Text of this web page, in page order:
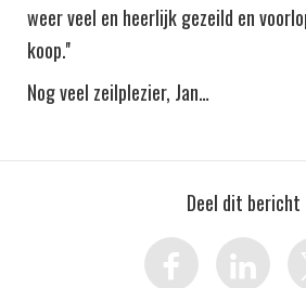
weer veel en heerlijk gezeild en
koop.''
Nog veel zeilplezier, Jan…
Deel dit bericht